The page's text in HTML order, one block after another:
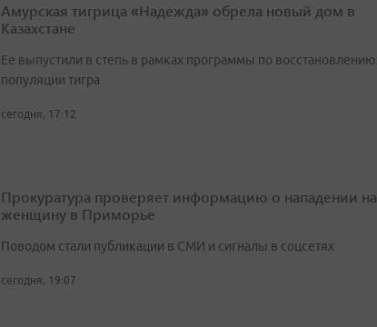
Амурская тигрица «Надежда» обрела новый дом в
Казахстане
Ее выпустили в степь в рамках программы по восстановлению
популяции тигра
сегодня, 17:12
Прокуратура проверяет информацию о нападении на
женщину в Приморье
Поводом стали публикации в СМИ и сигналы в соцсетях
сегодня, 19:07